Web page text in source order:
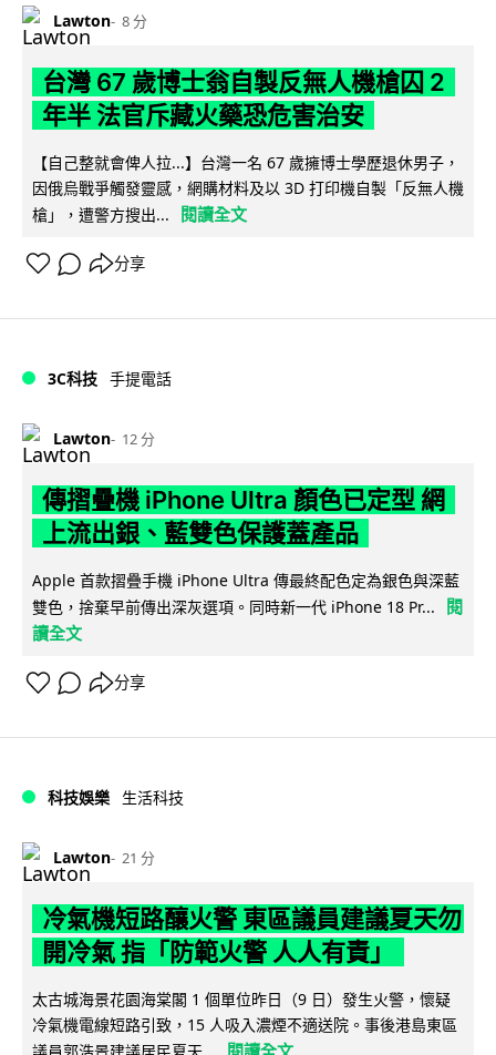
Lawton 8 分
台灣 67 歲博士翁自製反無人機槍囚 2
年半 法官斥藏火藥恐危害治安
【自己整就會俾人拉...】台灣一名 67 歲擁博士學歷退休男子，
因俄烏戰爭觸發靈感，網購材料及以 3D 打印機自製「反無人機
槍」，遭警方搜出...
閱讀全文
分享
3C科技 手提電話
Lawton 12 分
傳摺疊機 iPhone Ultra 顏色已定型 網
上流出銀、藍雙色保護蓋產品
Apple 首款摺疊手機 iPhone Ultra 傳最終配色定為銀色與深藍
雙色，捨棄早前傳出深灰選項。同時新一代 iPhone 18 Pr...
閱
讀全文
分享
科技娛樂 生活科技
Lawton 21 分
冷氣機短路釀火警 東區議員建議夏天勿
開冷氣 指「防範火警 人人有責」
太古城海景花園海棠閣 1 個單位昨日（9 日）發生火警，懷疑
冷氣機電線短路引致，15 人吸入濃煙不適送院。事後港島東區
閱讀全文